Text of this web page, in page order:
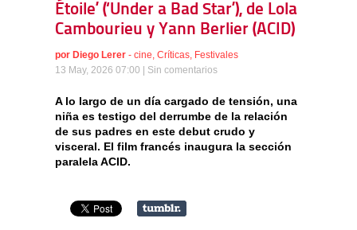
Étoile’ (‘Under a Bad Star’), de Lola
Cambourieu y Yann Berlier (ACID)
por Diego Lerer - cine Críticas Festivales
13 May, 2026 07:00 | Sin comentarios
A lo largo de un día cargado de tensión, una
niña es testigo del derrumbe de la relación
de sus padres en este debut crudo y
visceral. El film francés inaugura la sección
paralela ACID.